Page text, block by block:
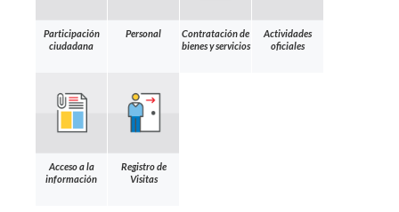
Participación
ciudadana
Personal
Contratación de
bienes y servicios
Actividades
oficiales
Acceso a la
información
Registro de
Visitas